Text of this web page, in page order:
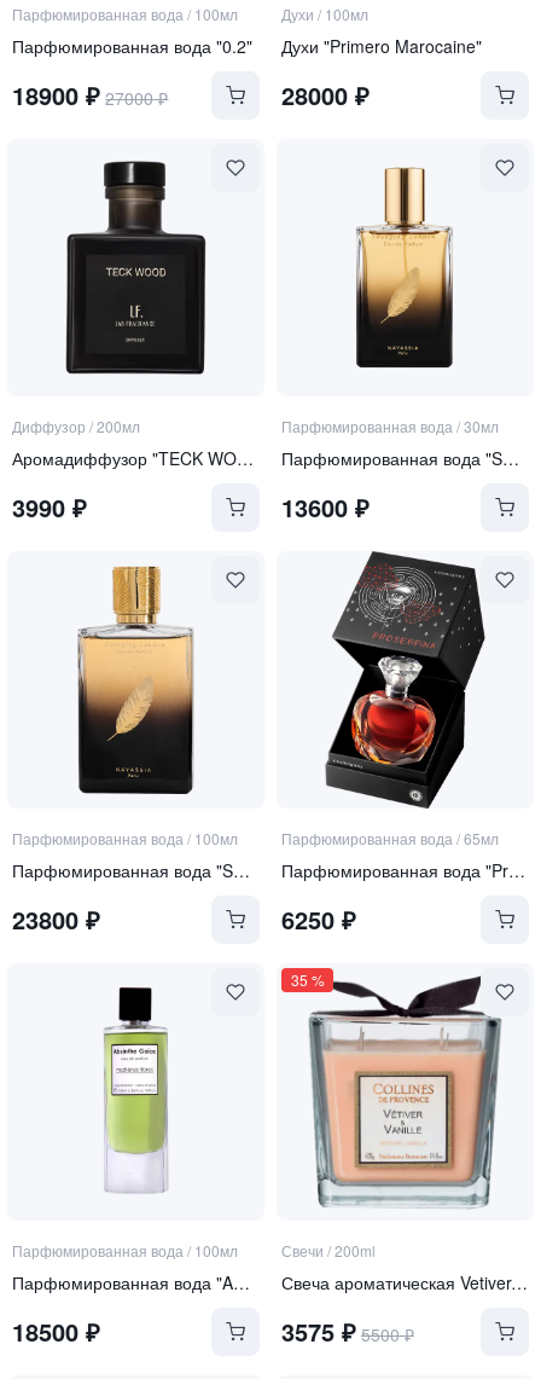
Парфюмированная вода / 100мл
Парфюмированная вода "0.2"
18900 ₽ 27000₽
Духи / 100мл
Духи "Primero Marocaine"
28000₽
Диффузор /200мл
Аромадиффузор "TECK WOOD"
3990 ₽
Парфюмированная вода /30мл
Парфюмированная вода "Swinging London"
13600₽
Парфюмированная вода / 100мл
Парфюмированная вода "Swinging London"
23800 ₽
Парфюмированная вода /65мл
Парфюмированная вода "Proserpina"
6250₽
Парфюмированная вода / 100мл
Парфюмированная вода "ABSINTHE GAIAC"
18500 ₽
35 %
Свечи /200ml
Свеча ароматическая Vetiver-Vanilla
3575₽ 5500₽